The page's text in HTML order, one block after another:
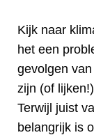
Kijk naar
het een
gevolgen
zijn (of
Terwijl juist
belangrijk is